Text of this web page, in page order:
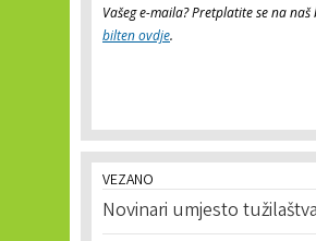
Vašeg e-maila? Pretplatite se na
bilten ovdje.
VEZANO
Novinari umjesto tužilaštva